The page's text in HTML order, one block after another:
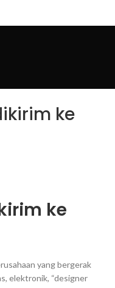
ke
ke
yang bergerak
elektronik, “designer